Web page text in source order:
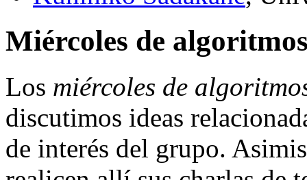
Miércoles de
Los miércoles de
discutimos ideas
de interés del grupo.